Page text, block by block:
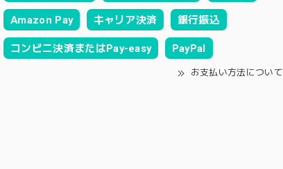
Amazon Pay キャリア決済 銀行振込
コンビニ決済またはPay-easy PayPal
お支払い方法について